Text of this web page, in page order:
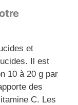
et
Il est
10 à 20 g par
des
C. Les